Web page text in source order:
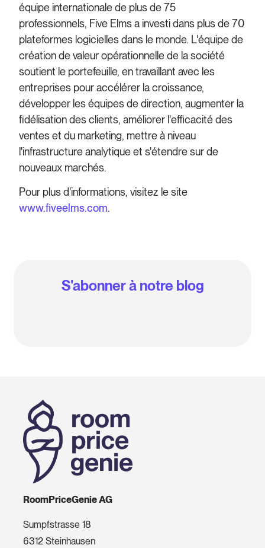
équipe internationale de plus de 75
professionnels, Five Elms a investi dans plus de 70
plateformes logicielles dans le monde. L'équipe de
création de valeur opérationnelle de la société
soutient le portefeuille, en travaillant avec les
entreprises pour accélérer la croissance,
développer les équipes de direction, augmenter la
fidélisation des clients, améliorer l'efficacité des
ventes et du marketing, mettre à niveau
l'infrastructure analytique et s'étendre sur de
nouveaux marchés.
Pour plus d'informations, visitez le site
www.fiveelms.com.
S'abonner à notre blog
RoomPriceGenie AG
Sumpfstrasse 18
6312 Steinhausen